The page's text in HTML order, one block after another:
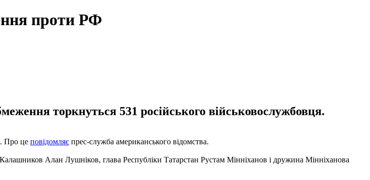
проти РФ
торкнуться 531 російського військовослужбовця.
Про це повідомляє прес-служба американського відомства.
Алан Лушніков, глава Республіки Татарстан Рустам Мінніханов і дружина Мінніханова